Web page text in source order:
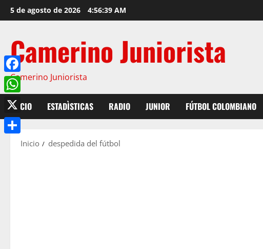
5 de agosto de 2026 4:56:40 AM
Camerino Juniorista
Camerino Juniorista
INICIO ESTADÌSTICAS RADIO JUNIOR FÚTBOL COLOMBIANO
Inicio despedida del fútbol
Facebook
WhatsApp
X
Compartir